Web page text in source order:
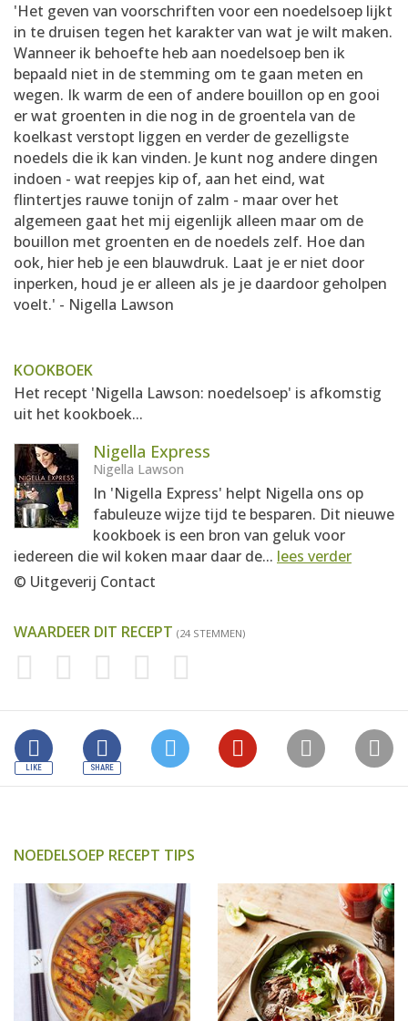
'Het geven van voorschriften voor een noedelsoep lijkt
in te druisen tegen het karakter van wat je wilt maken.
Wanneer ik behoefte heb aan noedelsoep ben ik
bepaald niet in de stemming om te gaan meten en
wegen. Ik warm de een of andere bouillon op en gooi
er wat groenten in die nog in de groentela van de
koelkast verstopt liggen en verder de gezelligste
noedels die ik kan vinden. Je kunt nog andere dingen
indoen - wat reepjes kip of, aan het eind, wat
flintertjes rauwe tonijn of zalm - maar over het
algemeen gaat het mij eigenlijk alleen maar om de
bouillon met groenten en de noedels zelf. Hoe dan
ook, hier heb je een blauwdruk. Laat je er niet door
inperken, houd je er alleen als je je daardoor geholpen
voelt.' - Nigella Lawson
KOOKBOEK
Het recept 'Nigella Lawson: noedelsoep' is afkomstig
uit het kookboek...
Nigella Express
Nigella Lawson
In 'Nigella Express' helpt Nigella ons op
fabuleuze wijze tijd te besparen. Dit nieuwe
kookboek is een bron van geluk voor
iedereen die wil koken maar daar de... lees verder
© Uitgeverij Contact
WAARDEER DIT RECEPT (24 STEMMEN)
NOEDELSOEP RECEPT TIPS